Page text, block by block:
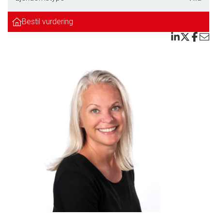
skov- og markområder, perfekt til gå-, løbe- og cykelture.
Ejendommen byder på et rummeligt bryggers med
vaskemaskine og tørretumbler samt et lyst og moderne
køkken med alt i hårde hvidevarer. Den store spisestue har
elegante glasdøre til endnu en hyggelig stue. Badeværelset
fremstår pænt og tidssvarende med bruseniche.
I stueplan findes desuden en integreret tilbygning mod
haven med et smukt glasparti, som giver et flot lysindfald
som gør rummet velegnet til eksempelvis disponibelt rum,
ekstra stue, gildesal eller endda soveværelse med kig til
Bestil vurdering